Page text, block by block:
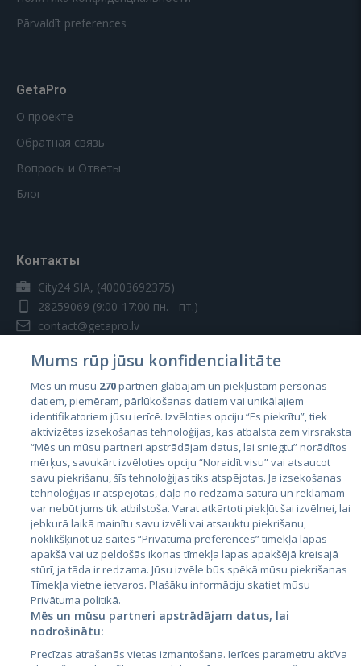
Pārvaldīt preferences
GetaPro
О проекте
Обратная связь
Вопросы и Ответы
Блог
Контакты
City24 SIA, (40003692375)
28259069 (9:00-17:00 пн. - пт.)
contact@getapro.lv
Страны
Эстония
Латвия
Литва
City24.lv
CVbankas.lt
Mums rūp jūsu konfidencialitāte
Mēs un mūsu 270partneri glabājam un piekļūstam personas
datiem, piemēram, pārlūkošanas datiem vai unikālajiem
identifikatoriem jūsu ierīcē. Izvēloties opciju “Es piekrītu”, tiek
aktivizētas izsekošanas tehnoloģijas, kas atbalsta zem virsraksta
“Mēs un mūsu partneri apstrādājam datus, lai sniegtu” norādītos
mērķus, savukārt izvēloties opciju “Noraidīt visu” vai atsaucot
savu piekrišanu, šīs tehnoloģijas tiks atspējotas. Ja izsekošanas
tehnoloģijas ir atspējotas, daļa no redzamā satura un reklāmām
var nebūt jums tik atbilstoša. Varat atkārtoti piekļūt šai izvēlnei, lai
jebkurā laikā mainītu savu izvēli vai atsauktu piekrišanu,
noklikšķinot uz saites “Privātuma preferences” tīmekļa lapas
apakšā vai uz peldošās ikonas tīmekļa lapas apakšējā kreisajā
stūrī, ja tāda ir redzama. Jūsu izvēle būs spēkā mūsu piekrišanas
Tīmekļa vietne ietvaros. Plašāku informāciju skatiet mūsu
Privātuma politikā.
Mēs un mūsu partneri apstrādājam datus, lai
nodrošinātu:
Precīzas atrašanās vietas izmantošana. Ierīces parametru aktīva